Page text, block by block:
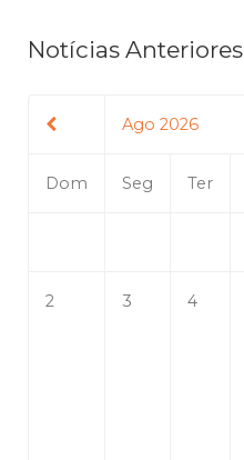
Notícias Anteriores
Ago 2026
Dom Seg Ter
2 3 4